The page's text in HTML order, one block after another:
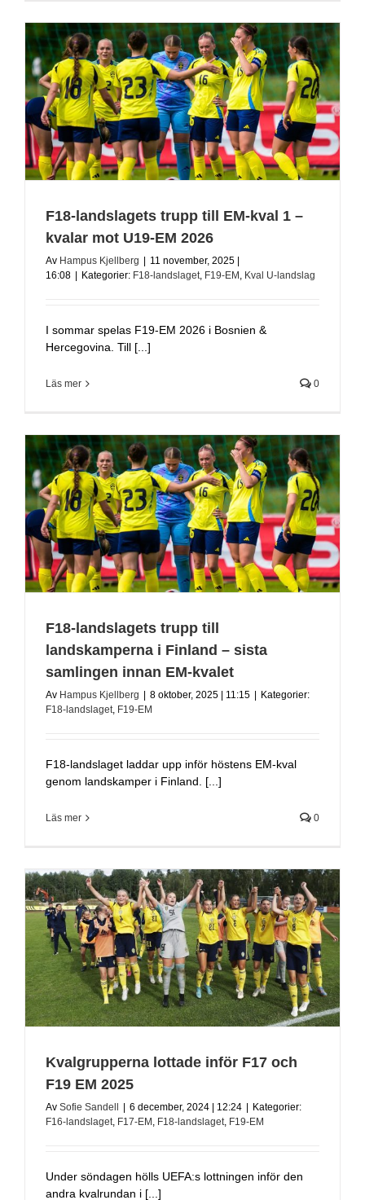
F18-landslagets trupp till EM-kval 1 –
kvalar mot U19-EM 2026
Av Hampus Kjellberg
11 november, 2025 |
16:08
Kategorier: F18-landslaget, F19-EM , Kval U-landslag
I sommar spelas F19-EM 2026 i Bosnien &
Hercegovina. Till [...]
Läs mer 0
F18-landslagets trupp till
landskamperna i Finland – sista
samlingen innan EM-kvalet
Av Hampus Kjellberg 8 oktober, 2025 | 11:15
Kategorier:
F18-landslaget, F19-EM
F18-landslaget laddar upp inför höstens EM-kval
genom landskamper i Finland. [...]
Läs mer 0
Kvalgrupperna lottade inför F17 och
F19 EM 2025
Av Sofie Sandell 6 december, 2024 | 12:24
Kategorier:
F16-landslaget, F17-EM , F18-landslaget, F19-EM
Under söndagen hölls UEFA:s lottningen inför den
andra kvalrundan i [...]